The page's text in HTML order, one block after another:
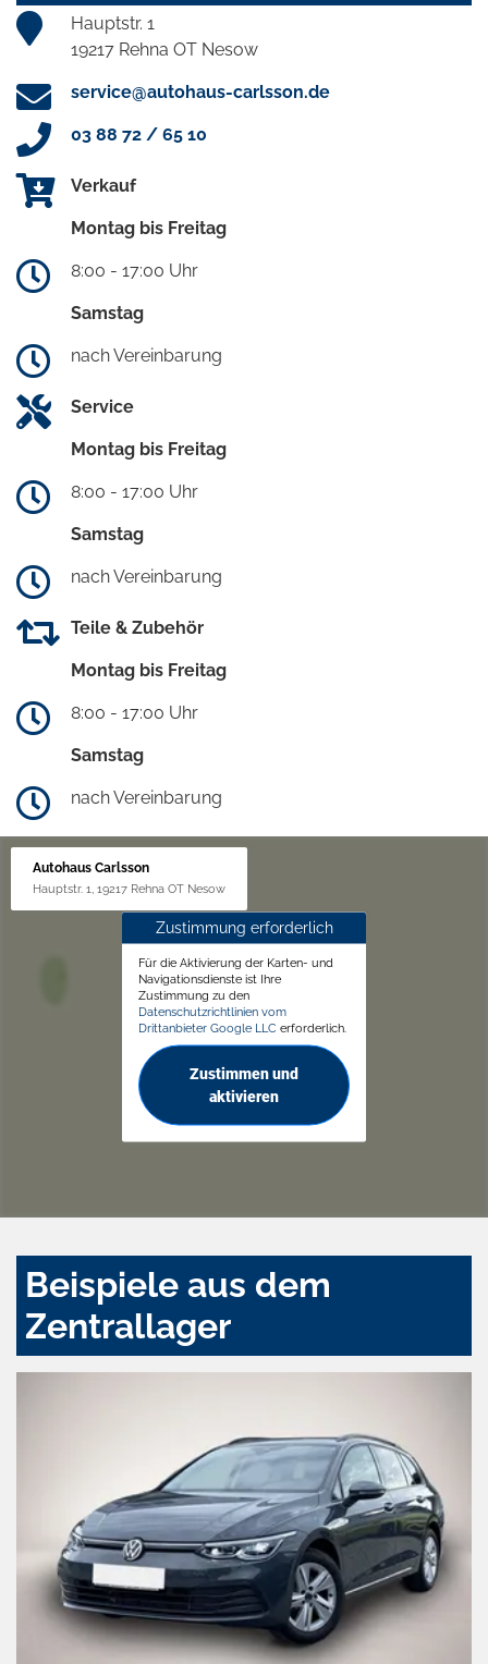
Hauptstr. 1
19217 Rehna OT Nesow
service@autohaus-carlsson.de
03 88 72 / 65 10
Verkauf
Montag bis Freitag
8:00 - 17:00 Uhr
Samstag
nach Vereinbarung
Service
Montag bis Freitag
8:00 - 17:00 Uhr
Samstag
nach Vereinbarung
Teile & Zubehör
Montag bis Freitag
8:00 - 17:00 Uhr
Samstag
nach Vereinbarung
Autohaus Carlsson
Hauptstr. 1, 19217 Rehna OT Nesow
Zustimmung erforderlich
Für die Aktivierung der Karten- und
Navigationsdienste ist Ihre
Zustimmung zu den
Datenschutzrichtlinien vom
Drittanbieter Google LLC erforderlich.
Zustimmen und
aktivieren
Beispiele aus dem
Zentrallager